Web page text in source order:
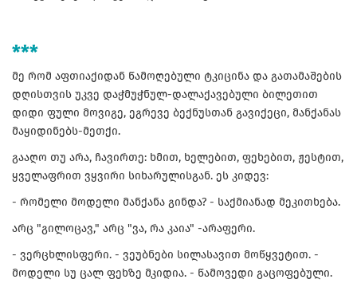
***
მე რომ აფთიაქიდან წამოღებული ტკიცინა და გათამაშების
დღისთვის უკვე დაჭმუჭნულ-დალაქავებული ბილეთით
დიდი ფული მოვიგე, ეგრევე ბექნუსთან გავიქეცი, მანქანას
მაყიდინებს-მეთქი.
გააღო თუ არა, ჩავირთე: ხმით, ხელებით, ფეხებით, ჟესტით,
ყველაფრით ვყვირი სიხარულისგან. ეს კიდევ:
- რომელი მოდელი მანქანა გინდა? - საქმიანად მეკითხება.
არც "გილოცავ," არც "ვა, რა კაია" -არაფერი.
- ვერცხლისფერი. - ვეუბნები სილასავით მოწყვეტით. -
მოდელი სუ ცალ ფეხზე მკიდია. - წამოვედი გაცოფებული.